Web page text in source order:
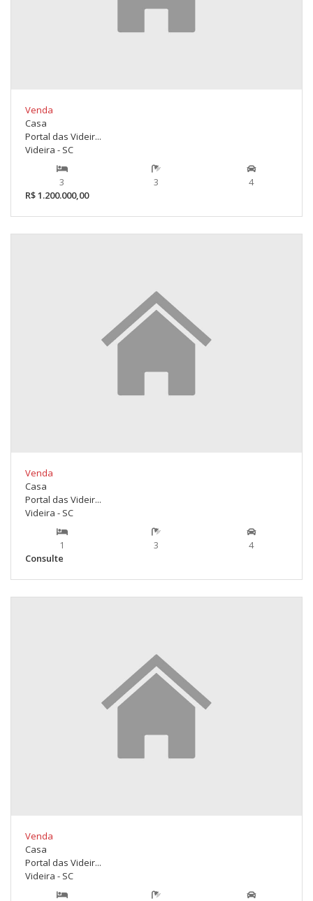
Venda
Casa
Portal das Videir...
Videira - SC
3 3
4
R$ 1.200.000,00
Venda
Casa
Portal das Videir...
Videira - SC
1 3
4
Consulte
Venda
Casa
Portal das Videir...
Videira - SC